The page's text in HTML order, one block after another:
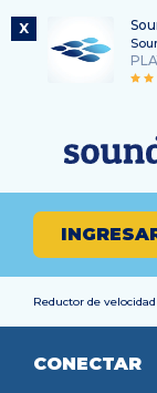
X
contenido
sesión
banca
en
línea
Número de ruta
Reductor de velocidad
CONECTAR